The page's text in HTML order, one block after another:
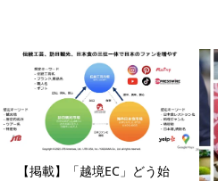
【掲載】「越境EC」どう始